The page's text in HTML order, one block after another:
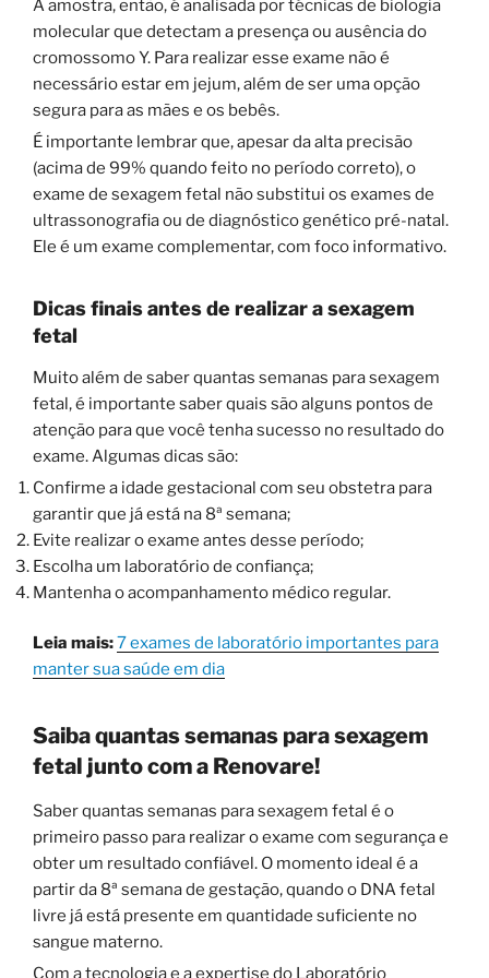
A amostra, então, é analisada por técnicas de biologia
molecular que detectam a presença ou ausência do
cromossomo Y. Para realizar esse exame não é
necessário estar em jejum, além de ser uma opção
segura para as mães e os bebês.
É importante lembrar que, apesar da alta precisão
(acima de 99% quando feito no período correto), o
exame de sexagem fetal não substitui os exames de
ultrassonografia ou de diagnóstico genético pré-natal.
Ele é um exame complementar, com foco informativo.
Dicas finais antes de realizar a sexagem
fetal
Muito além de saber quantas semanas para sexagem
fetal, é importante saber quais são alguns pontos de
atenção para que você tenha sucesso no resultado do
exame. Algumas dicas são:
Confirme a idade gestacional com seu obstetra para
garantir que já está na 8ª semana;
Evite realizar o exame antes desse período;
Escolha um laboratório de confiança;
Mantenha o acompanhamento médico regular.
Leia mais:7 exames de laboratório importantes para
manter sua saúde em dia
Saiba quantas semanas para sexagem
fetal junto com a Renovare!
Saber quantas semanas para sexagem fetal é o
primeiro passo para realizar o exame com segurança e
obter um resultado confiável. O momento ideal é a
partir da 8ª semana de gestação, quando o DNA fetal
livre já está presente em quantidade suficiente no
sangue materno.